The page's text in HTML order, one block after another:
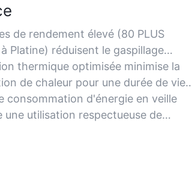
de rendement élevé (80 PLUS
Platine) réduisent le gaspillage
et diminuent les coûts d’électricité.
thermique optimisée minimise la
de chaleur pour une durée de vie
du système.
consommation d'énergie en veille
une utilisation respectueuse de